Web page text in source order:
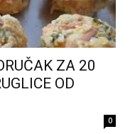
ZA 20
OD
0